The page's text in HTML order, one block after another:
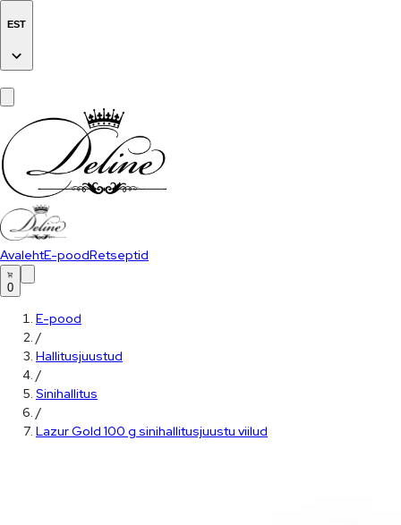
EST
AvalehtE-poodRetseptid
0
E-pood
/
Hallitusjuustud
/
Sinihallitus
/
Lazur Gold 100 g sinihallitusjuustu viilud